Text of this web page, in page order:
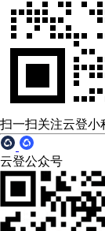
扫一扫关注云登小
云登公众号